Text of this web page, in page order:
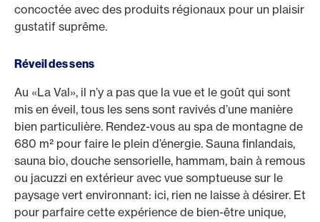
concoctée avec des produits régionaux pour un plaisir
gustatif suprême.
Réveil des sens
Au «La Val», il n’y a pas que la vue et le goût qui sont
mis en éveil, tous les sens sont ravivés d’une manière
bien particulière. Rendez-vous au spa de montagne de
680 m² pour faire le plein d’énergie. Sauna finlandais,
sauna bio, douche sensorielle, hammam, bain à remous
ou jacuzzi en extérieur avec vue somptueuse sur le
paysage vert environnant: ici, rien ne laisse à désirer. Et
pour parfaire cette expérience de bien-être unique,